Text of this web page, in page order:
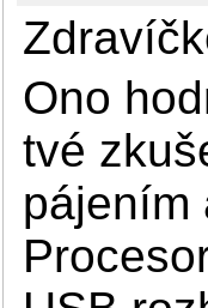
Ono
tvé
pájením